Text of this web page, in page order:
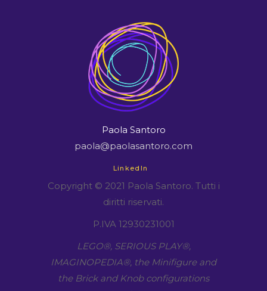
Paola Santoro
paola@paolasantoro.com
LinkedIn
Copyright © 2021 Paola Santoro. Tutti i
diritti riservati.
P.IVA 12930231001
LEGO​®, SERIOUS PLAY​®,
IMAGINOPEDIA​®, the Minifigure and
the Brick and Knob configurations